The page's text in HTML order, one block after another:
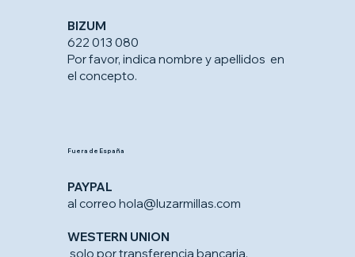
BIZUM
622 013 080
Por favor, indica nombre y apellidos en
el concepto.
Fuera de España
PAYPAL
al correo hola@luzarmillas.com
WESTERN UNION
solo por transferencia bancaria.